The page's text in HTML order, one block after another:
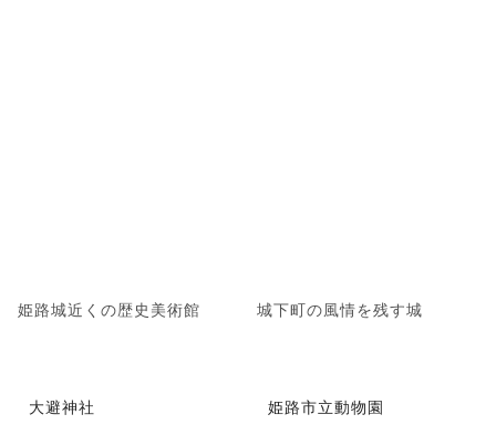
姫路城近くの歴史美術館 城下町の風情を残す城
大避神社 姫路市立動物園